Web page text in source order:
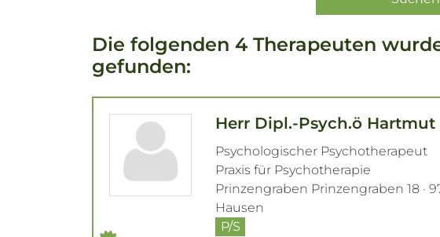
Die folgenden 4 Therapeuten
gefunden:
Herr Dipl.-Psych.ö Hartmut
Psychologischer Psychotherapeut
Praxis für Psychotherapie
Prinzengraben Prinzengraben 18 ·
Hausen
P/S